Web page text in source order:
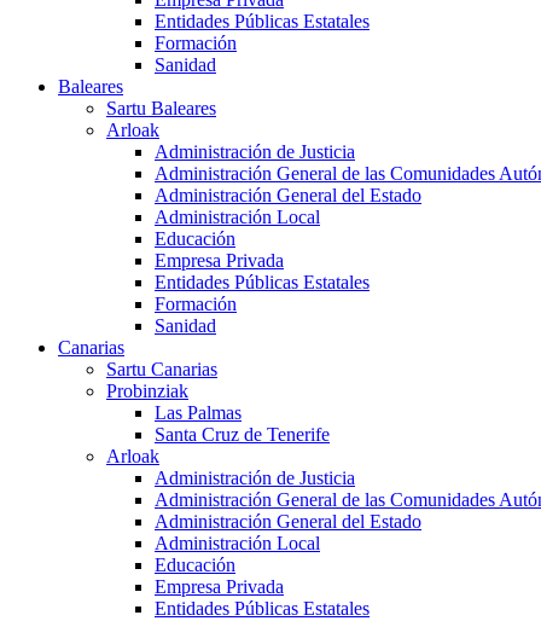
Entidades Públicas Estatales
Formación
Sanidad
Baleares
Sartu Baleares
Arloak
Administración de Justicia
Administración General de las Comunidades
Administración General del Estado
Administración Local
Educación
Empresa Privada
Entidades Públicas Estatales
Formación
Sanidad
Canarias
Sartu Canarias
Probinziak
Las Palmas
Santa Cruz de Tenerife
Arloak
Administración de Justicia
Administración General de las Comunidades
Administración General del Estado
Administración Local
Educación
Empresa Privada
Entidades Públicas Estatales